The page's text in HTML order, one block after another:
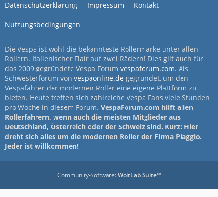
Datenschutzerklärung Impressum Kontakt
Nutzungsbedingungen
Die Vespa ist wohl die bekannteste Rollermarke unter allen
Rollern. Italienischer Flair auf zwei Rädern! Dies gilt auch für
das 2009 gegründete Vespa Forum vespaforum.com. Als
Schwesterforum von vespaonline.de gegründet, um den
Vespafahrer der modernen Roller eine eigene Plattform zu
bieten. Heute treffen sich zahlreiche Vespa Fans viele Stunden
pro Woche in diesem Forum. VespaForum.com hilft allen
Rollerfahrern, wenn auch die meisten Mitglieder aus
Deutschland, Österreich oder der Schweiz sind. Kurz: Hier
dreht sich alles um die modernen Roller der Firma Piaggio.
Jeder ist willkommen!
Community-Software:WoltLab Suite™